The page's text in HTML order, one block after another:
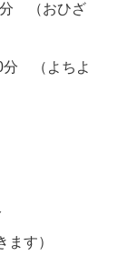
分
（おひざ
分
（よちよ
す）